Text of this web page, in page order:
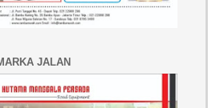
JALAN